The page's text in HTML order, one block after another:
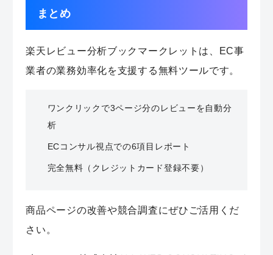
まとめ
楽天レビュー分析ブックマークレットは、EC事
業者の業務効率化を支援する無料ツールです。
ワンクリックで3ページ分のレビューを自動分
析
ECコンサル視点での6項目レポート
完全無料（クレジットカード登録不要）
商品ページの改善や競合調査にぜひご活用くだ
さい。